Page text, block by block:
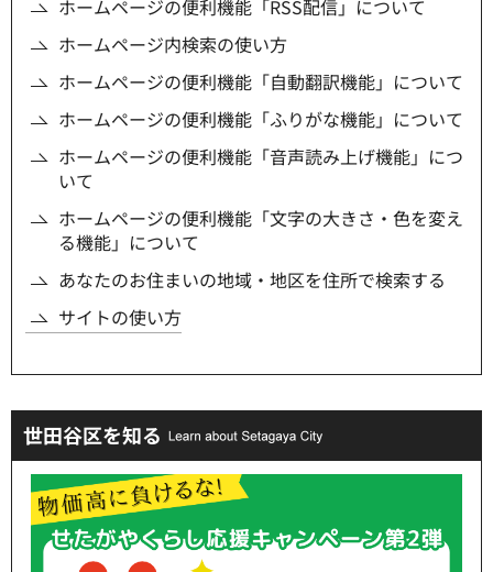
ホームページの便利機能「RSS配信」について
ホームページ内検索の使い方
ホームページの便利機能「自動翻訳機能」について
ホームページの便利機能「ふりがな機能」について
ホームページの便利機能「音声読み上げ機能」につ
いて
ホームページの便利機能「文字の大きさ・色を変え
る機能」について
あなたのお住まいの地域・地区を住所で検索する
サイトの使い方
世田谷区を知る